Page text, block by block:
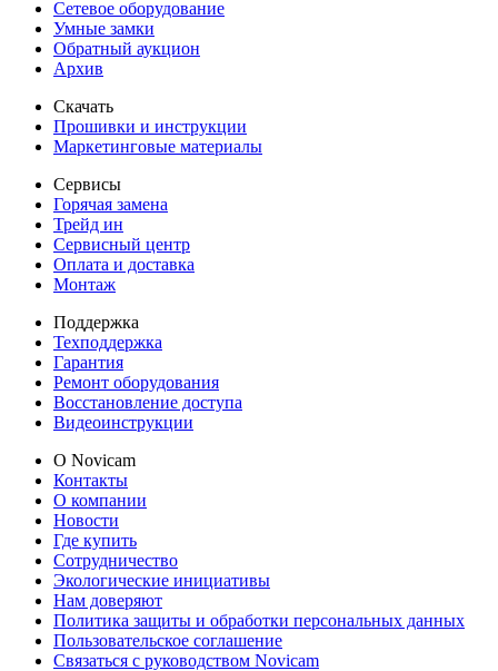
Сетевое оборудование
Умные замки
Обратный аукцион
Архив
Скачать
Прошивки и инструкции
Маркетинговые материалы
Сервисы
Горячая замена
Трейд ин
Сервисный центр
Оплата и доставка
Монтаж
Поддержка
Техподдержка
Гарантия
Ремонт оборудования
Восстановление доступа
Видеоинструкции
О Novicam
Контакты
О компании
Новости
Где купить
Сотрудничество
Экологические инициативы
Нам доверяют
Политика защиты и обработки персональных данных
Пользовательское соглашение
Связаться с руководством Novicam